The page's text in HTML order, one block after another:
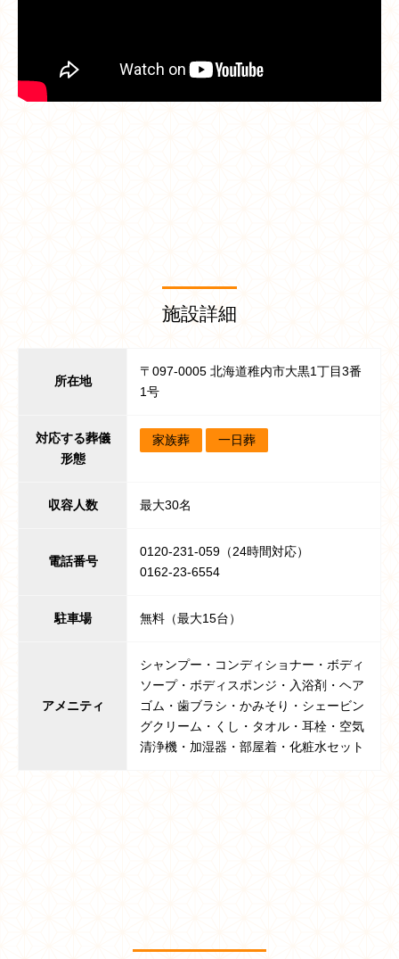
施設詳細
所在地
〒097-0005 北海道稚内市大黒1丁目3番
1号
対応する葬儀
形態
家族葬 一日葬
収容人数 最大30名
電話番号
0120-231-059（24時間対応）
0162-23-6554
駐車場 無料（最大15台）
アメニティ
シャンプー・コンディショナー・ボディ
ソープ・ボディスポンジ・入浴剤・ヘア
ゴム・歯ブラシ・かみそり・シェービン
グクリーム・くし・タオル・耳栓・空気
清浄機・加湿器・部屋着・化粧水セット